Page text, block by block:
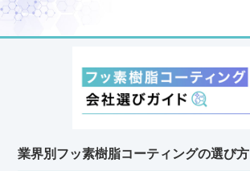
業界別フッ素樹脂コーティングの選び方